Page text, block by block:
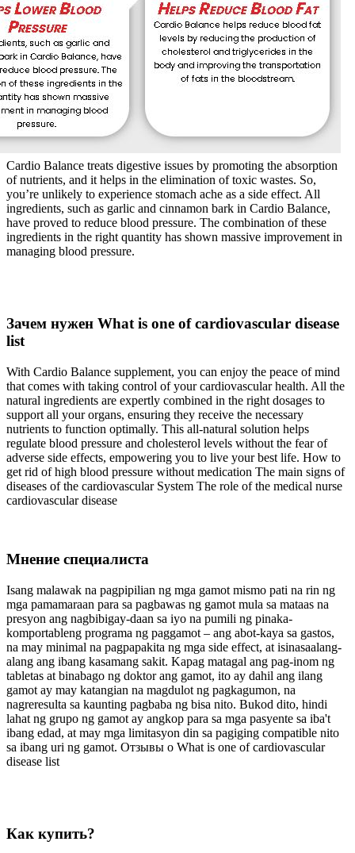
Cardio Balance treats digestive issues by promoting the absorption
of nutrients, and it helps in the elimination of toxic wastes. So,
you’re unlikely to experience stomach ache as a side effect. All
ingredients, such as garlic and cinnamon bark in Cardio Balance,
have proved to reduce blood pressure. The combination of these
ingredients in the right quantity has shown massive improvement in
managing blood pressure.
Зачем нужен What is one of cardiovascular disease
list
With Cardio Balance supplement, you can enjoy the peace of mind
that comes with taking control of your cardiovascular health. All the
natural ingredients are expertly combined in the right dosages to
support all your organs, ensuring they receive the necessary
nutrients to function optimally. This all-natural solution helps
regulate blood pressure and cholesterol levels without the fear of
adverse side effects, empowering you to live your best life. How to
get rid of high blood pressure without medication The main signs of
diseases of the cardiovascular System The role of the medical nurse
cardiovascular disease
Мнение специалиста
Isang malawak na pagpipilian ng mga gamot mismo pati na rin ng
mga pamamaraan para sa pagbawas ng gamot mula sa mataas na
presyon ang nagbibigay-daan sa iyo na pumili ng pinaka-
komportableng programa ng paggamot – ang abot-kaya sa gastos,
na may minimal na pagpapakita ng mga side effect, at isinasaalang-
alang ang ibang kasamang sakit. Kapag matagal ang pag-inom ng
tabletas at binabago ng doktor ang gamot, ito ay dahil ang ilang
gamot ay may katangian na magdulot ng pagkagumon, na
nagreresulta sa kaunting pagbaba ng bisa nito. Bukod dito, hindi
lahat ng grupo ng gamot ay angkop para sa mga pasyente sa iba't
ibang edad, at may mga limitasyon din sa pagiging compatible nito
sa ibang uri ng gamot. Отзывы о What is one of cardiovascular
disease list
Как купить?